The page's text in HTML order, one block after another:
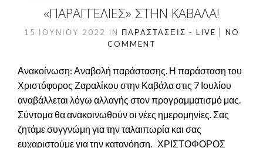
«ΠΑΡΑΓΓΕΛΙΈΣ» ΣΤΗΝ ΚΑΒΆΛΑ!
15 ΙΟΥΝΊΟΥ 2022 IN ΠΑΡΑΣΤΆΣΕΙΣ - LIVE
NO
COMMENT
Ανακοίνωση: Αναβολή παράστασης. Η παράσταση του
Χριστόφορος Ζαραλίκου στην Καβάλα στις 7 Ιουλίου
αναβάλλεται λόγω αλλαγής στον προγραμματισμό μας.
Σύντομα θα ανακοινωθούν οι νέες ημερομηνίες. Σας
ζητάμε συγγνώμη για την ταλαιπωρία και σας
ευχαριστούμε για την κατανόηση. ΧΡΙΣΤΟΦΟΡΟΣ